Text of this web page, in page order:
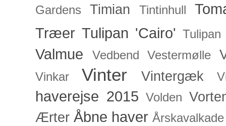
Gardens Timian Tintinhull
Træer Tulipan 'Cairo'
Valmue Vedbend Vestermølle
Vinkar Vinter Vintergæk
haverejse 2015 Volden
Ærter Åbne haver Årskavalkade